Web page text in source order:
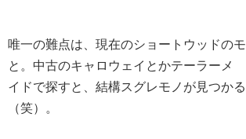
唯一の難点は、現在のショートウッドの
と。中古のキャロウェイとかテーラーメ
イドで探すと、結構スグレモノが見つか
（笑）。